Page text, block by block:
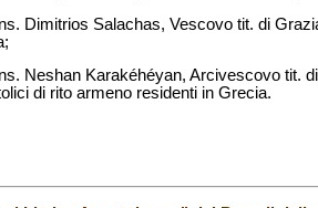
Dimitrios Salachas, Vescovo tit. di
Neshan Karakéhéyan, Arcivescovo tit.
di rito armeno residenti in Grecia.